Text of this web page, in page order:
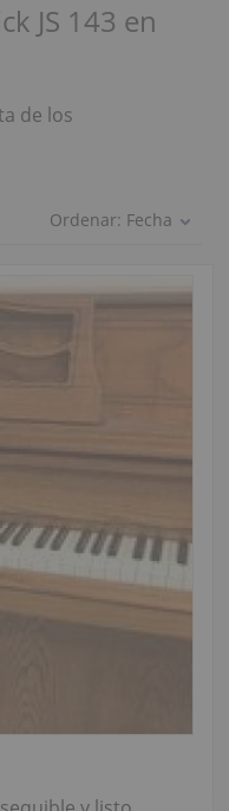
JS 143 en
de los
Ordenar: Fecha